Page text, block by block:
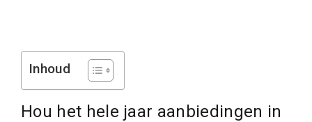
Inhoud
Hou het hele jaar aanbiedingen in